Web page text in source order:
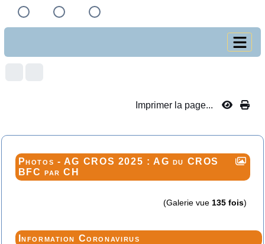
Imprimer la page...
Photos - AG CROS 2025 : AG du CROS
BFC par CH
(Galerie vue 135 fois)
Information Coronavirus